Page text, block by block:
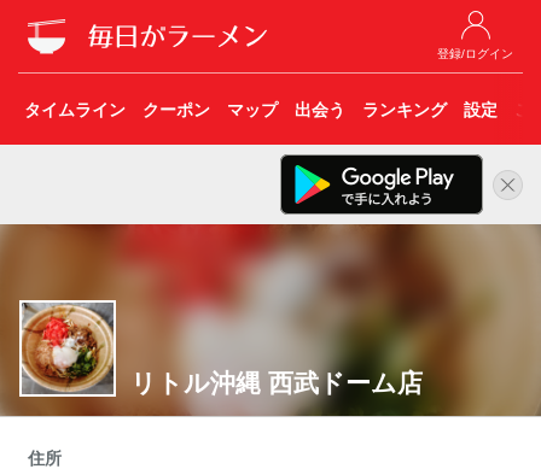
登録/ログイン
タイムライン クーポン マップ 出会う ランキング 設定 こ
リトル沖縄 西武ドーム店
住所